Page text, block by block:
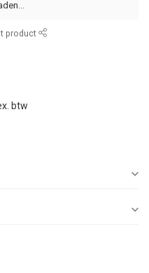
product
btw